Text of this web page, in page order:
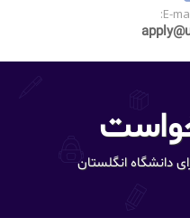
E-
دانشگاه انگلستان